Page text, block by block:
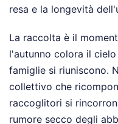
resa e la longevità
La raccolta è il
l'autunno colora il
famiglie si riuniscono.
collettivo che
raccoglitori si
rumore secco degli